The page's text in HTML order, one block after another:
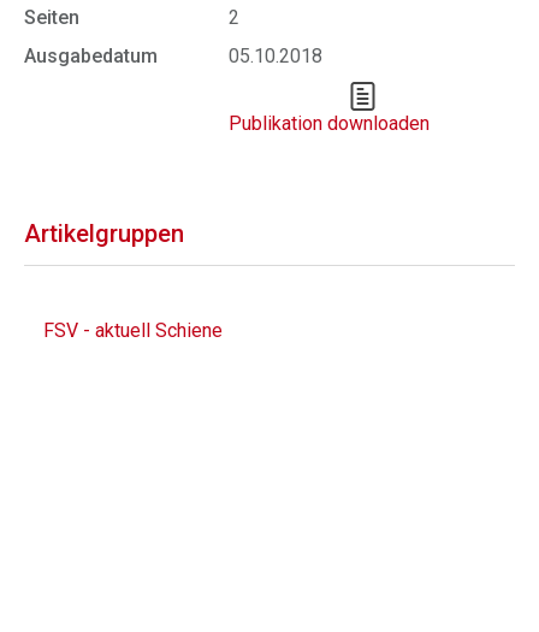
Seiten
2
Ausgabedatum
05.10.2018
Publikation downloaden
Artikelgruppen
FSV - aktuell Schiene